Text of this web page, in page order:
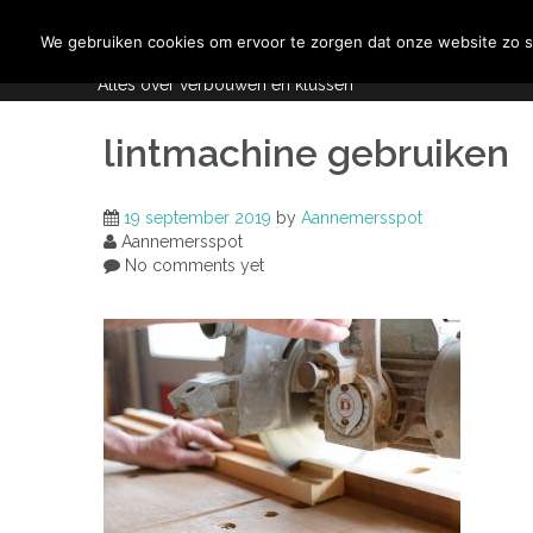
Aannemersspot
Alles over verbouwen en klussen
lintmachine gebruiken
19 september 2019 by Aannemersspot
Aannemersspot
No comments yet
We gebruiken cookies om ervoor te zorgen dat onze website